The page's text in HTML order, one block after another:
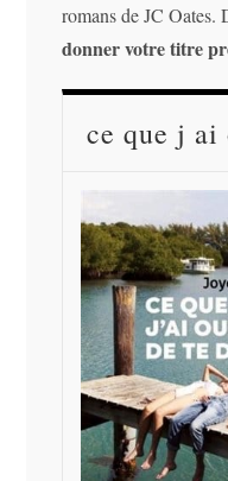
romans de JC Oates.
donner votre titre
ce que j